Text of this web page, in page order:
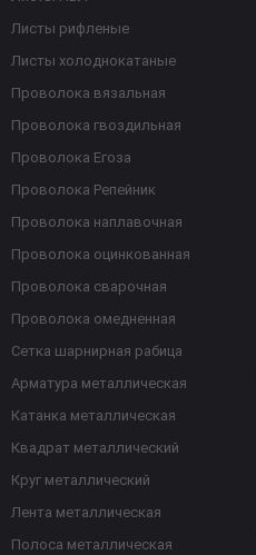
Листы рифленые
Листы холоднокатаные
Проволока вязальная
Проволока гвоздильная
Проволока Егоза
Проволока Репейник
Проволока наплавочная
Проволока оцинкованная
Проволока сварочная
Проволока омедненная
Сетка шарнирная рабица
Арматура металлическая
Катанка металлическая
Квадрат металлический
Круг металлический
Лента металлическая
Полоса металлическая